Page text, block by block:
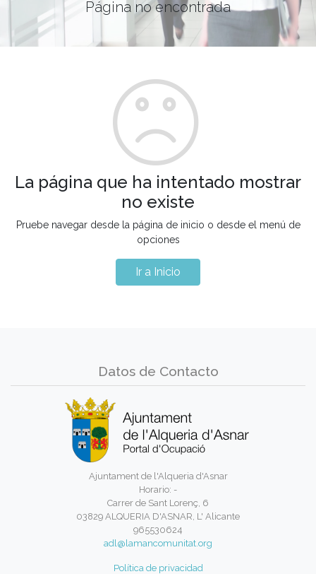
Página no encontrada
La página que ha intentado mostrar
no existe
Pruebe navegar desde la página de inicio o desde el menú de
opciones
Ir a Inicio
Datos de Contacto
Ajuntament de l'Alqueria d'Asnar
Horario: -
Carrer de Sant Lorenç, 6
03829 ALQUERIA D'ASNAR, L' Alicante
965530624
adl@lamancomunitat.org
Política de privacidad